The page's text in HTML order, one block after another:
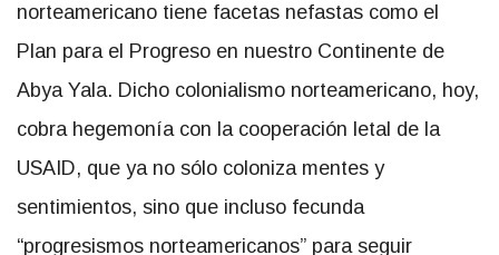
norteamericano tiene facetas nefastas como el
Plan para el Progreso en nuestro Continente de
Abya Yala. Dicho colonialismo norteamericano, hoy,
cobra hegemonía con la cooperación letal de la
USAID, que ya no sólo coloniza mentes y
sentimientos, sino que incluso fecunda
“progresismos norteamericanos” para seguir